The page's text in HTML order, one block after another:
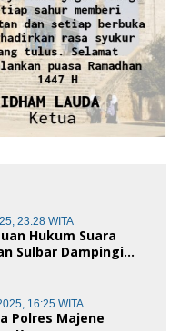
23:28 WITA
Hukum Suara
Sulbar Dampingi
16:25 WITA
Polres Majene